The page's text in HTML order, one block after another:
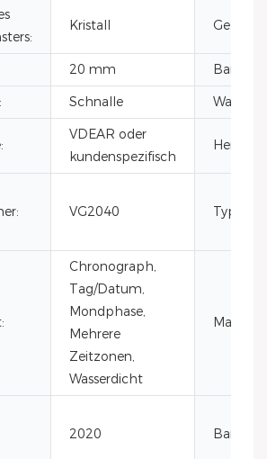
Kristall
20 mm
Schnalle
VDEAR oder
kundenspezifisch
VG2040 Typ:
Chronograph,
Tag/Datum,
Mondphase,
Mehrere
Zeitzonen,
Wasserdicht
Material:
2020